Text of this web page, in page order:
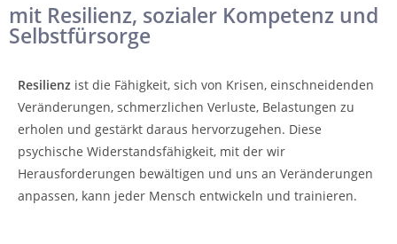
mit Resilienz, sozialer Kompetenz und
Selbstfürsorge
Resilienz ist die Fähigkeit, sich von Krisen, einschneidenden
Veränderungen, schmerzlichen Verluste, Belastungen zu
erholen und gestärkt daraus hervorzugehen. Diese
psychische Widerstandsfähigkeit, mit der wir
Herausforderungen bewältigen und uns an Veränderungen
anpassen, kann jeder Mensch entwickeln und trainieren.